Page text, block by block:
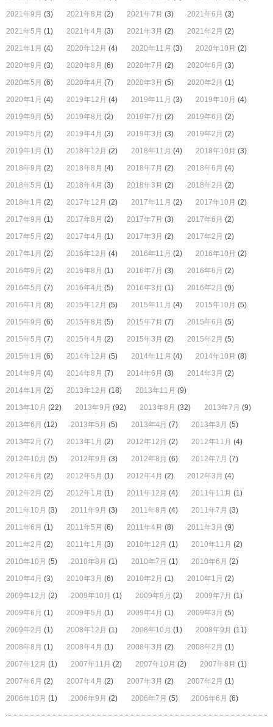
2021年9月 (3) 2021年8月 (2) 2021年7月 (3) 2021年6月 (3)
2021年5月 (1) 2021年4月 (3) 2021年3月 (2) 2021年2月 (2)
2021年1月 (4) 2020年12月 (4) 2020年11月 (3) 2020年10月 (2)
2020年9月 (3) 2020年8月 (6) 2020年7月 (2) 2020年6月 (3)
2020年5月 (6) 2020年4月 (7) 2020年3月 (5) 2020年2月 (1)
2020年1月 (4) 2019年12月 (4) 2019年11月 (3) 2019年10月 (4)
2019年9月 (5) 2019年8月 (2) 2019年7月 (2) 2019年6月 (2)
2019年5月 (2) 2019年4月 (3) 2019年3月 (3) 2019年2月 (2)
2019年1月 (1) 2018年12月 (2) 2018年11月 (4) 2018年10月 (3)
2018年9月 (2) 2018年8月 (4) 2018年7月 (2) 2018年6月 (4)
2018年5月 (1) 2018年4月 (3) 2018年3月 (2) 2018年2月 (2)
2018年1月 (2) 2017年12月 (2) 2017年11月 (2) 2017年10月 (2)
2017年9月 (1) 2017年8月 (2) 2017年7月 (3) 2017年6月 (2)
2017年5月 (2) 2017年4月 (1) 2017年3月 (2) 2017年2月 (2)
2017年1月 (2) 2016年12月 (4) 2016年11月 (2) 2016年10月 (2)
2016年9月 (2) 2016年8月 (1) 2016年7月 (3) 2016年6月 (2)
2016年5月 (7) 2016年4月 (5) 2016年3月 (1) 2016年2月 (9)
2016年1月 (8) 2015年12月 (5) 2015年11月 (4) 2015年10月 (5)
2015年9月 (6) 2015年8月 (5) 2015年7月 (7) 2015年6月 (5)
2015年5月 (7) 2015年4月 (2) 2015年3月 (2) 2015年2月 (5)
2015年1月 (6) 2014年12月 (5) 2014年11月 (4) 2014年10月 (8)
2014年9月 (4) 2014年8月 (7) 2014年6月 (3) 2014年3月 (2)
2014年1月 (2) 2013年12月 (18) 2013年11月 (9)
2013年10月 (22) 2013年9月 (92) 2013年8月 (32) 2013年7月 (9)
2013年6月 (12) 2013年5月 (5) 2013年4月 (7) 2013年3月 (5)
2013年2月 (7) 2013年1月 (2) 2012年12月 (2) 2012年11月 (4)
2012年10月 (5) 2012年9月 (3) 2012年8月 (6) 2012年7月 (7)
2012年6月 (2) 2012年5月 (1) 2012年4月 (2) 2012年3月 (4)
2012年2月 (2) 2012年1月 (1) 2011年12月 (4) 2011年11月 (1)
2011年10月 (3) 2011年9月 (3) 2011年8月 (4) 2011年7月 (3)
2011年6月 (1) 2011年5月 (6) 2011年4月 (8) 2011年3月 (9)
2011年2月 (2) 2011年1月 (3) 2010年12月 (1) 2010年11月 (2)
2010年10月 (5) 2010年8月 (1) 2010年7月 (1) 2010年6月 (2)
2010年4月 (3) 2010年3月 (6) 2010年2月 (1) 2010年1月 (2)
2009年12月 (2) 2009年10月 (1) 2009年9月 (2) 2009年7月 (1)
2009年6月 (1) 2009年5月 (1) 2009年4月 (1) 2009年3月 (5)
2009年2月 (1) 2008年12月 (1) 2008年10月 (1) 2008年9月 (11)
2008年8月 (1) 2008年4月 (1) 2008年3月 (2) 2008年2月 (1)
2007年12月 (1) 2007年11月 (2) 2007年10月 (2) 2007年8月 (1)
2007年6月 (2) 2007年4月 (2) 2007年3月 (2) 2007年2月 (1)
2006年10月 (1) 2006年9月 (2) 2006年7月 (5) 2006年6月 (6)